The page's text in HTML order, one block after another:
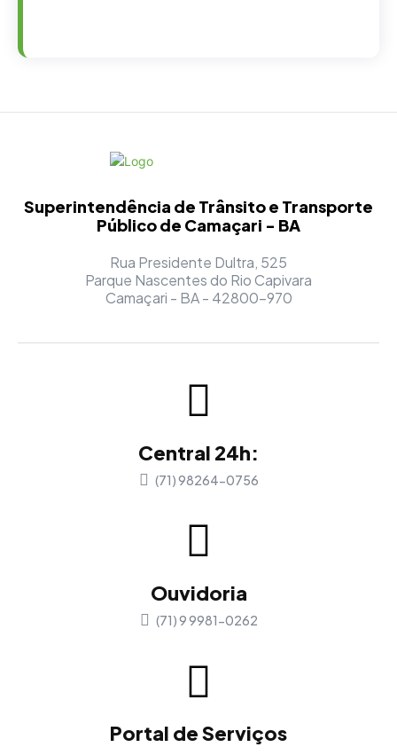
Superintendência de Trânsito e Transporte
Público de Camaçari - BA
Rua Presidente Dultra, 525
Parque Nascentes do Rio Capivara
Camaçari - BA - 42800-970
Central 24h:
(71) 98264-0756
Ouvidoria
(71) 9 9981-0262
Portal de Serviços